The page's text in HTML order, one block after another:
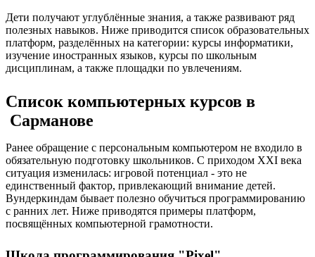
Дети получают углублённые знания, а также развивают ряд
полезных навыков. Ниже приводится список образовательных
платформ, разделённых на категории: курсы информатики,
изучение иностранных языков, курсы по школьным
дисциплинам, а также площадки по увлечениям.
Список компьютерных курсов в
Сарманове
Ранее обращение с персональным компьютером не входило в
обязательную подготовку школьников. С приходом XXI века
ситуация изменилась: игровой потенциал - это не
единственный фактор, привлекающий внимание детей.
Вундеркиндам бывает полезно обучиться программированию
с ранних лет. Ниже приводятся примеры платформ,
посвящённых компьютерной грамотности.